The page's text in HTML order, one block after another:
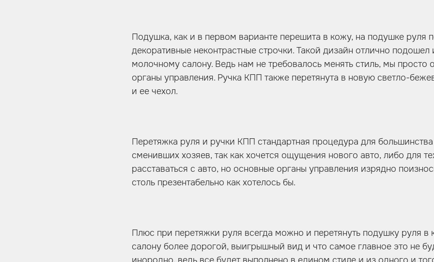
Подушка, как и в первом варианте перешита в кожу, на подушке руля
декоративные неконтрастные строчки. Такой дизайн отлично
молочному салону. Ведь нам не требовалось менять стиль, мы просто
органы управления. Ручка КПП также перетянута в новую светло-
и ее чехол.
Перетяжка руля и ручки КПП стандартная процедура для
сменивших хозяев, так как хочется ощущения нового авто, либо для
расставаться с авто, но основные органы управления изрядно
столь презентабельно как хотелось бы.
Плюс при перетяжки руля всегда можно и перетянуть подушку руля в
салону более дорогой, выигрышный вид и что самое главное это не